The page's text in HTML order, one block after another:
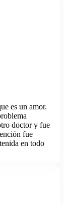
es un amor.
doctor y fue
fue
en todo